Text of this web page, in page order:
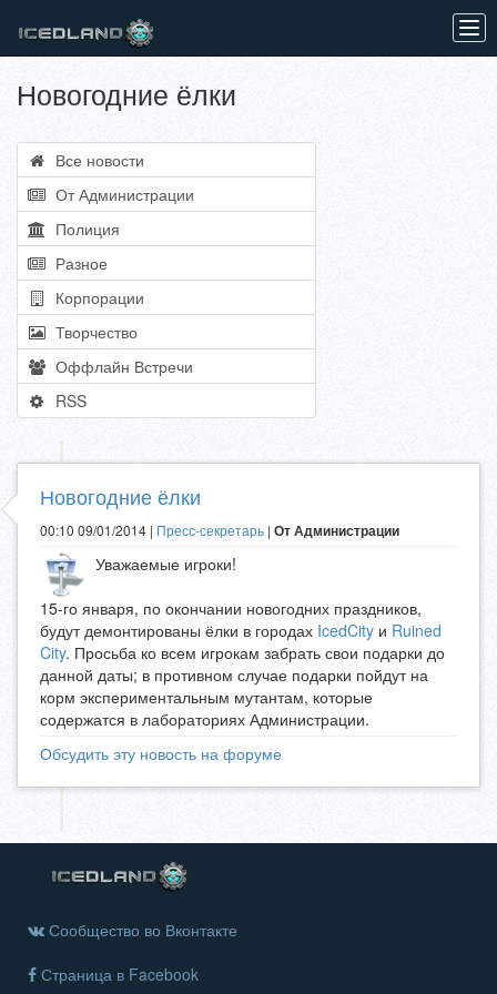
Новогодние ёлки
Все новости
От Администрации
Полиция
Разное
Корпорации
Творчество
Оффлайн Встречи
RSS
Новогодние ёлки
00:10 09/01/2014 | Пресс-секретарь | От Администрации
Уважаемые игроки!
15-го января, по окончании новогодних праздников,
будут демонтированы ёлки в городах IcedCity и Ruined
City. Просьба ко всем игрокам забрать свои подарки до
данной даты; в противном случае подарки пойдут на
корм экспериментальным мутантам, которые
содержатся в лабораториях Администрации.
Обсудить эту новость на форуме
Сообщество во Вконтакте
Страница в Facebook